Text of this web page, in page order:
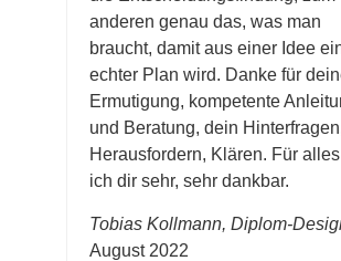
anderen genau das, was man
braucht, damit aus einer Idee
echter Plan wird. Danke für
Ermutigung, kompetente
und Beratung, dein
Herausfordern, Klären. Für
ich dir sehr, sehr dankbar.
Tobias Kollmann, Diplom-
August 2022